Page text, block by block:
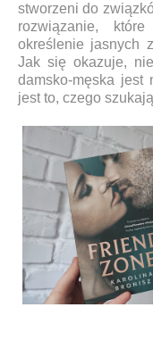
stworzeni do
rozwiązanie,
określenie jasnych
Jak się okazuje,
damsko-męska jest
jest to, czego